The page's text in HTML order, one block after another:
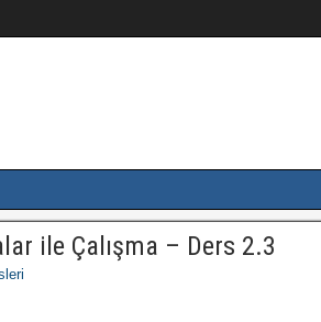
ile Çalışma – Ders 2.3